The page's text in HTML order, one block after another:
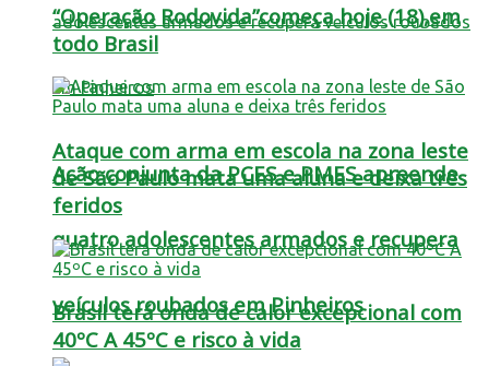
Ação conjunta da PCES e PMES apreende
quatro adolescentes armados e recupera
veículos roubados em Pinheiros
“Operação Rodovida”começa hoje (18),em
todo Brasil
Ataque com arma em escola na zona leste
de São Paulo mata uma aluna e deixa três
feridos
Brasil terá onda de calor excepcional com
40ºC A 45ºC e risco à vida